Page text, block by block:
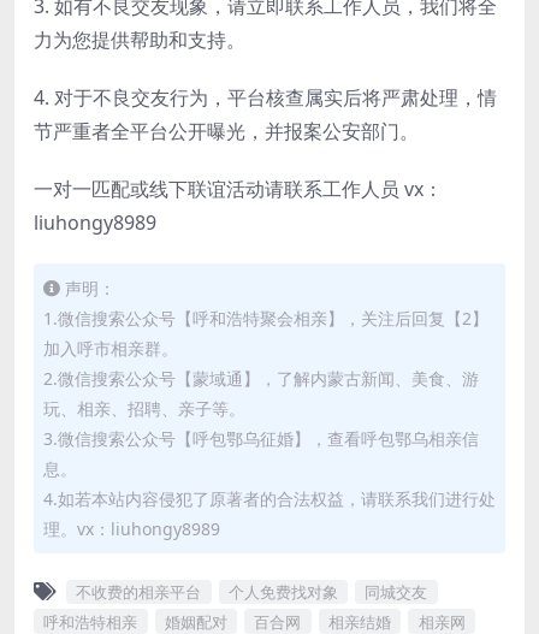
3. 如有不良交友现象，请立即联系工作人员，我们将全
力为您提供帮助和支持。
4. 对于不良交友行为，平台核查属实后将严肃处理，情
节严重者全平台公开曝光，并报案公安部门。
一对一匹配或线下联谊活动请联系工作人员 vx：
liuhongy8989
声明：
1.微信搜索公众号【呼和浩特聚会相亲】，关注后回复【2】
加入呼市相亲群。
2.微信搜索公众号【蒙域通】，了解内蒙古新闻、美食、游
玩、相亲、招聘、亲子等。
3.微信搜索公众号【呼包鄂乌征婚】，查看呼包鄂乌相亲信
息。
4.如若本站内容侵犯了原著者的合法权益，请联系我们进行处
理。vx：liuhongy8989
不收费的相亲平台 个人免费找对象
同城交友
呼和浩特相亲
婚姻配对 百合网 相亲结婚 相亲网